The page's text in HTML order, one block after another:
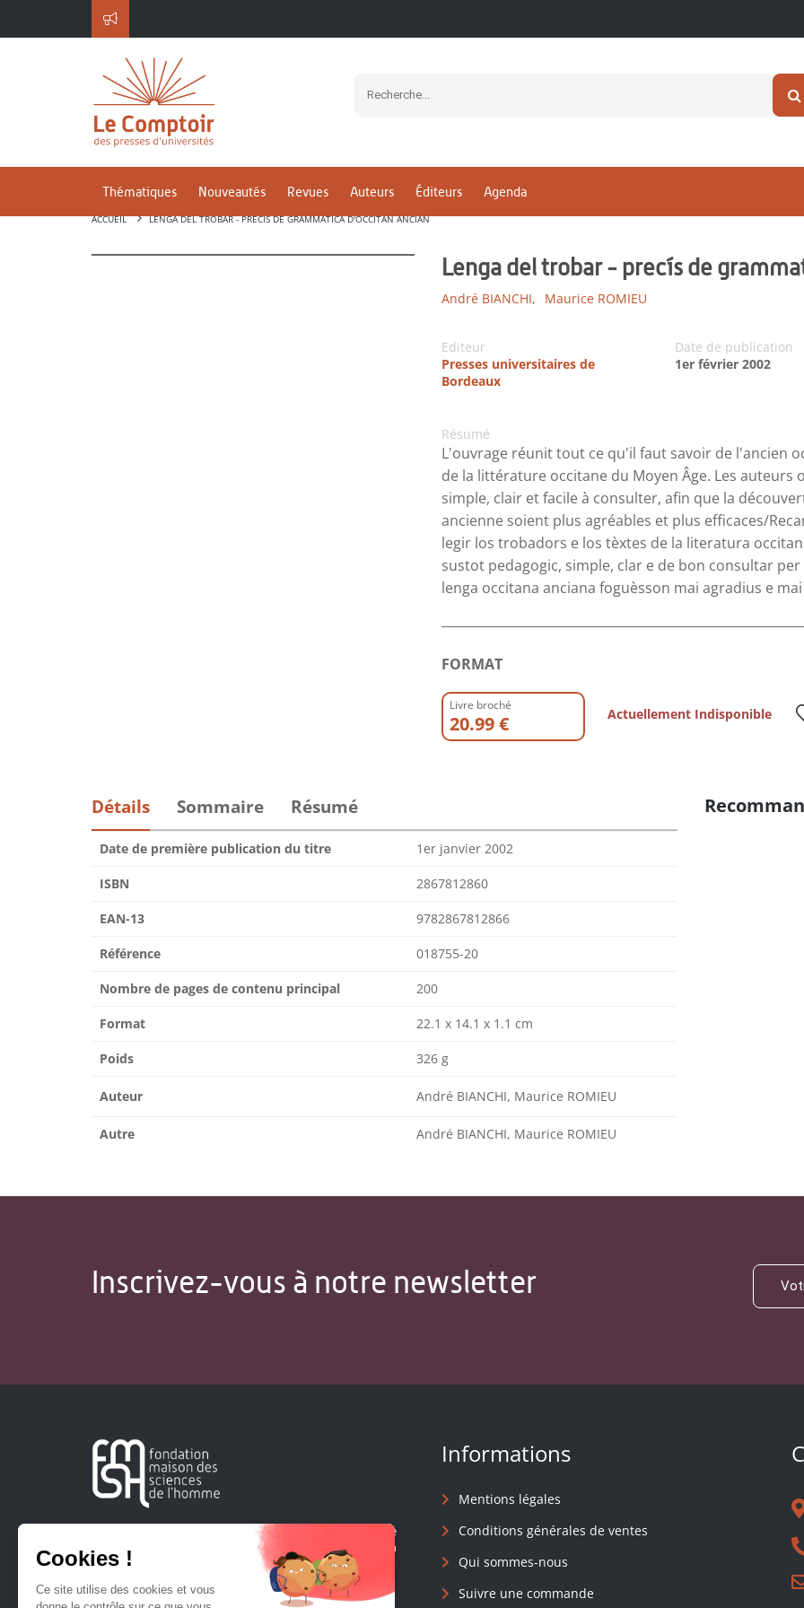
Thématiques Nouveautés Revues Auteurs Éditeurs Agenda
ACCUEIL LENGA DEL TROBAR - PRECÍS DE GRAMMATICA D'OCCITAN ANCIAN
Lenga del trobar - precís de
André BIANCHI, Maurice ROMIEU
Editeur
Presses universitaires de
Bordeaux
Date de publication
1er février 2002
Résumé
L'ouvrage réunit tout ce qu'il faut savoir de l'ancien
de la littérature occitane du Moyen Âge. Les
simple, clair et facile à consulter, afin que la
ancienne soient plus agréables et plus efficaces/
legir los trobadors e los tèxtes de la literatura
sustot pedagogic, simple, clar e de bon consultar
lenga occitana anciana foguèsson mai agradius e mai
FORMAT
Livre broché
20.99 € Actuellement Indisponible
Détails Sommaire Résumé
Date de première publication du titre 1er janvier 2002
ISBN 2867812860
EAN-13 9782867812866
Référence 018755-20
Nombre de pages de contenu principal 200
Format 22.1 x 14.1 x 1.1 cm
Poids 326 g
Auteur André BIANCHI, Maurice ROMIEU
Autre André BIANCHI, Maurice ROMIEU
Inscrivez-vous à notre newsletter
Créée en 1963, la Fondation Maison Sciences de l'Homme
soutient la recherche et la diffusion des connaissances en
sciences humaines et sociales.
Informations
Mentions légales
Conditions générales de ventes
Qui sommes-nous
Suivre une commande